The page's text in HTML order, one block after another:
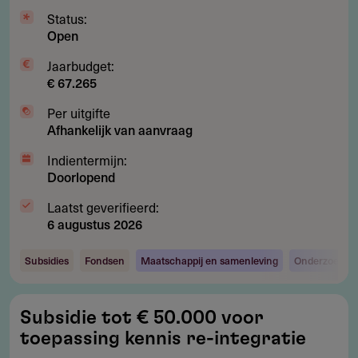
vergroten
Status:
Open
Jaarbudget:
€ 67.265
Per uitgifte
Afhankelijk van aanvraag
Indientermijn:
Doorlopend
Laatst geverifieerd:
6 augustus 2026
Subsidies Fondsen Maatschappij en samenleving Onderzoek
tot
€
Subsidie tot € 50.000 voor
toepassing kennis re-integratie